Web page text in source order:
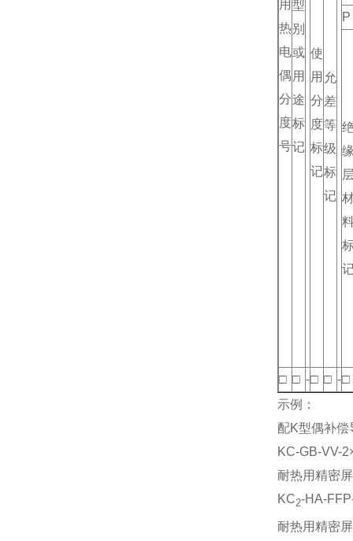
用
热
电
偶
分
度
号
型
别
或
用
途
标
记
使
用
分
度
标
记
允
差
等
级
标
记
P
□ □ -□ □ -□
示例：
配K型偶补
KC-GB-VV-
耐热用精密
KC2-HA-
耐热用精密